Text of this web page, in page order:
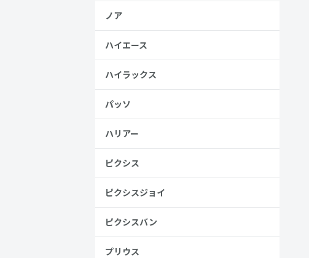
ノア
ハイエース
ハイラックス
パッソ
ハリアー
ピクシス
ピクシスジョイ
ピクシスバン
プリウス